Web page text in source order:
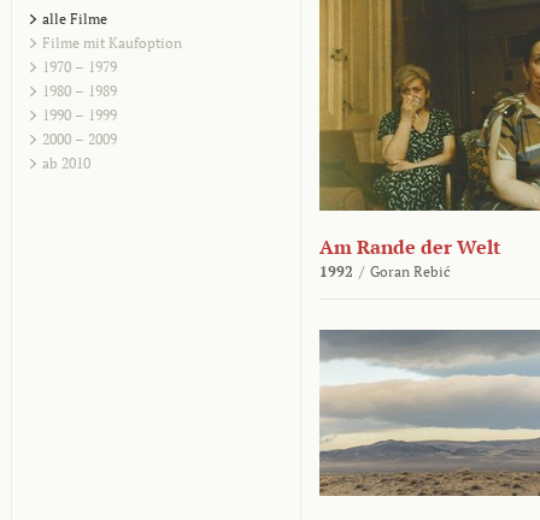
alle Filme
Filme mit Kaufoption
1970 – 1979
1980 – 1989
1990 – 1999
2000 – 2009
ab 2010
Am Rande der Welt
1992 / Goran Rebić